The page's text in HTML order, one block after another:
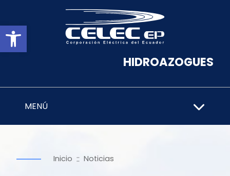
Abrir barra de herramientas
HIDROAZOGUES
MENÚ
Inicio :: Noticias